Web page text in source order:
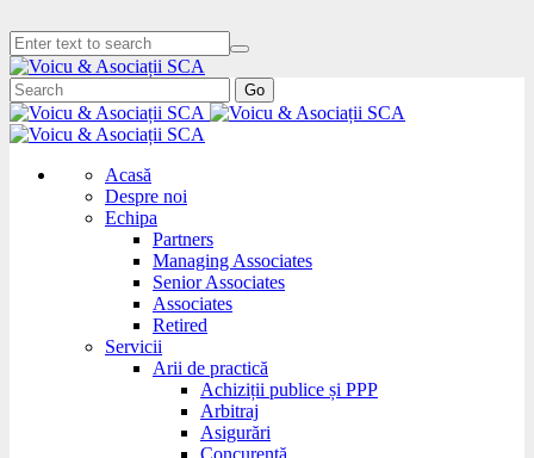
Go
Acasă
Despre noi
Echipa
Partners
Managing Associates
Senior Associates
Associates
Retired
Servicii
Arii de practică
Achiziții publice și PPP
Arbitraj
Asigurări
Concurență